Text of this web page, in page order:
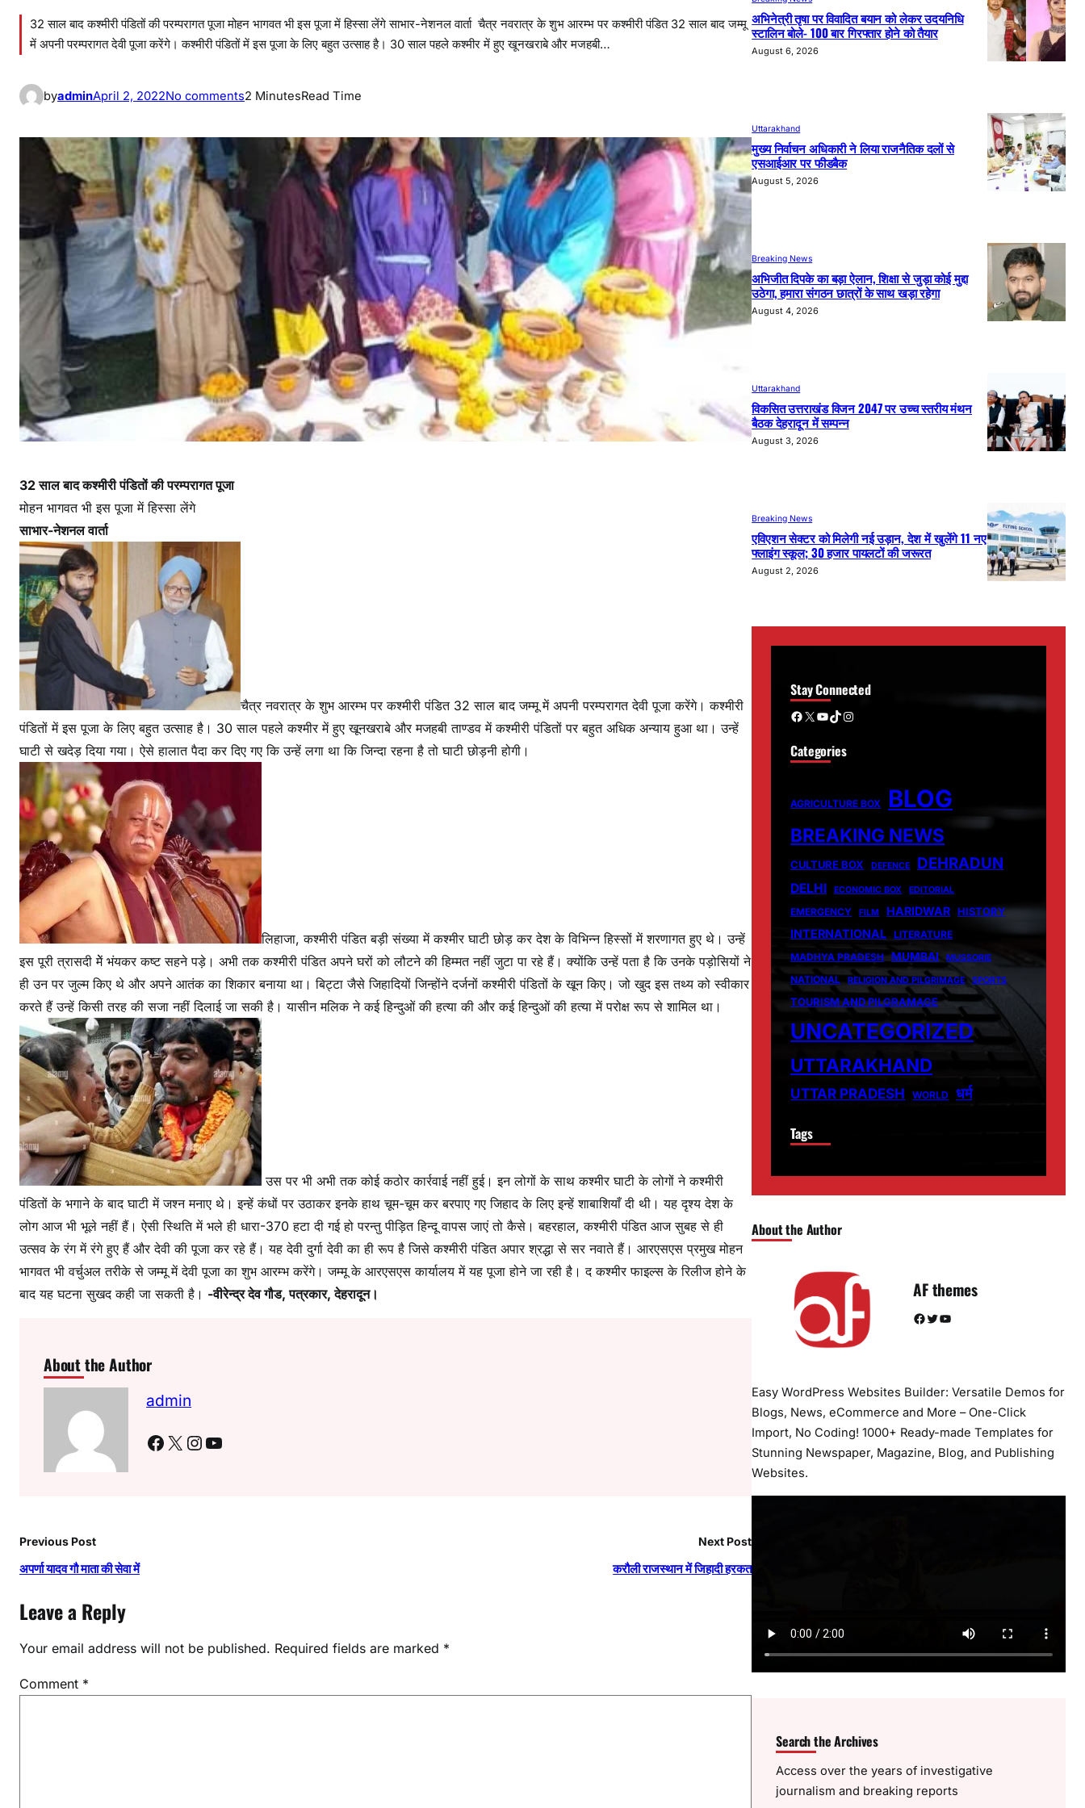
32 साल बाद कश्मीरी पंडितों की परम्परागत पूजा मोहन भागवत भी इस पूजा में हिस्सा लेंगे साभार-नेशनल वार्ता चैत्र नवरात्र के शुभ आरम्भ पर कश्मीरी पंडित 32 साल बाद जम्मू
में अपनी परम्परागत देवी पूजा करेंगे। कश्मीरी पंडितों में इस पूजा के लिए बहुत उत्साह है। 30 साल पहले कश्मीर में हुए खूनखराबे और मजहबी…
byadminApril 2, 2022No commentso
ज
श्मी
ज
न
व
रे
ह
की
घू
म
2 MinutesRead Time
32 साल बाद कश्मीरी पंडितों की परम्परागत पूजा
मोहन भागवत भी इस पूजा में हिस्सा लेंगे
साभार-नेशनल वार्ता
चैत्र नवरात्र के शुभ आरम्भ पर कश्मीरी पंडित 32 साल बाद जम्मू में अपनी परम्परागत देवी पूजा करेंगे। कश्मीरी
पंडितों में इस पूजा के लिए बहुत उत्साह है। 30 साल पहले कश्मीर में हुए खूनखराबे और मजहबी ताण्डव में कश्मीरी पंडितों पर बहुत अधिक अन्याय हुआ था। उन्हें
घाटी से खदेड़ दिया गया। ऐसे हालात पैदा कर दिए गए कि उन्हें लगा था कि जिन्दा रहना है तो घाटी छोड़नी होगी।
लिहाजा, कश्मीरी पंडित बड़ी संख्या में कश्मीर घाटी छोड़ कर देश के विभिन्न हिस्सों में शरणागत हुए थे। उन्हें
इस पूरी त्रासदी मेें भंयकर कष्ट सहने पड़े। अभी तक कश्मीरी पंडित अपने घरों को लौटने की हिम्मत नहीं जुटा पा रहे हैं। क्योंकि उन्हें पता है कि उनके पड़ोसियों ने
ही उन पर जुल्म किए थे और अपने आतंक का शिकार बनाया था। बिट्टा जैसे जिहादियों जिन्होंने दर्जनों कश्मीरी पंडितों के खून किए। जो खुद इस तथ्य को स्वीकार
करते हैं उन्हें किसी तरह की सजा नहीं दिलाई जा सकी है। यासीन मलिक ने कई हिन्दुओं की हत्या की और कई हिन्दुओं की हत्या में परोक्ष रूप से शामिल था।
उस पर भी अभी तक कोई कठोर कार्रवाई नहीं हुई। इन लोगों के साथ कश्मीर घाटी के लोगों ने कश्मीरी
पंडितों के भगाने के बाद घाटी में जश्न मनाए थे। इन्हें कंधों पर उठाकर इनके हाथ चूम-चूम कर बरपाए गए जिहाद के लिए इन्हें शाबाशियाँ दी थी। यह दृश्य देश के
लोग आज भी भूले नहीं हैं। ऐसी स्थिति में भले ही धारा-370 हटा दी गई हो परन्तु पीड़ित हिन्दू वापस जाएं तो कैसे। बहरहाल, कश्मीरी पंडित आज सुबह से ही
उत्सव के रंग में रंगे हुए हैं और देवी की पूजा कर रहे हैं। यह देवी दुर्गा देवी का ही रूप है जिसे कश्मीरी पंडित अपार श्रद्धा से सर नवाते हैं। आरएसएस प्रमुख मोहन
भागवत भी वर्चुअल तरीके से जम्मू में देवी पूजा का शुभ आरम्भ करेंगे। जम्मू के आरएसएस कार्यालय में यह पूजा होने जा रही है। द कश्मीर फाइल्स के रिलीज होने के
बाद यह घटना सुखद कही जा सकती है। -वीरेन्द्र देव गौड, पत्रकार, देहरादून।
About the Author
admin
Facebook X Instagram YouTube
Previous Post
अपर्णा यादव गौ माता की सेवा में
Next Post
करौली राजस्थान में जिहादी हरकत
Leave a Reply
Your email address will not be published. Required fields are marked *
Comment *
अभिनेत्री तृषा पर विवादित बयान को लेकर उदयनिधि
स्टालिन बोले- 100 बार गिरफ्तार होने को तैयार
August 6, 2026
Uttarakhand
मुख्य निर्वाचन अधिकारी ने लिया राजनैतिक दलों से
एसआईआर पर फीडबैक
August 5, 2026
Breaking News
अभिजीत दिपके का बड़ा ऐलान, शिक्षा से जुड़ा कोई मुद्दा
उठेगा, हमारा संगठन छात्रों के साथ खड़ा रहेगा
August 4, 2026
Uttarakhand
विकसित उत्तराखंड विजन 2047 पर उच्च स्तरीय मंथन
बैठक देहरादून में सम्पन्न
August 3, 2026
Breaking News
एविएशन सेक्टर को मिलेगी नई उड़ान, देश में खुलेंगे 11 नए
फ्लाइंग स्कूल; 30 हजार पायलटों की जरूरत
August 2, 2026
Stay Connected
Facebook X YouTube TikTok Instagram
Categories
AGRICULTURE BOX BLOG
BREAKING NEWS
CULTURE BOX DEFENCE DEHRADUN
DELHI ECONOMIC BOX EDITORIAL
EMERGENCY FILM HARIDWAR HISTORY
INTERNATIONAL
LITERATURE
MADHYA PRADESH MUMBAI MUSSORIE
NATIONAL RELIGION AND PILGRIMAGE SPORTS
TOURISM AND PILGRAMAGE
UNCATEGORIZED
UTTARAKHAND
UTTAR PRADESH WORLD धर्म
Tags
About the Author
AF themes
Facebook Twitter YouTube
Easy WordPress Websites Builder: Versatile Demos for
Blogs, News, eCommerce and More – One-Click
Import, No Coding! 1000+ Ready-made Templates for
Stunning Newspaper, Magazine, Blog, and Publishing
Websites.
Search the Archives
Access over the years of investigative
journalism and breaking reports